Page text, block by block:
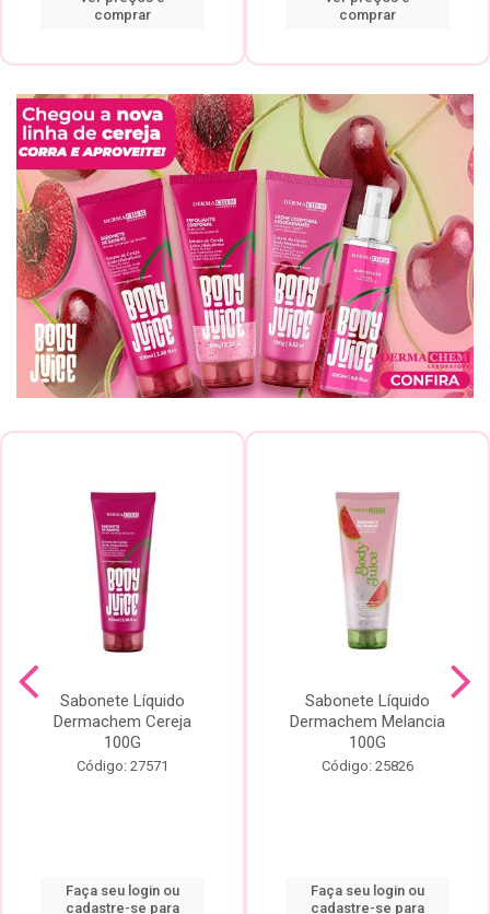
comprar
comprar
Sabonete Líquido
Dermachem Cereja
100G
Código: 27571
Faça seu login ou
cadastre-se para
Sabonete Líquido
Dermachem Melancia
100G
Código: 25826
Faça seu login ou
cadastre-se para